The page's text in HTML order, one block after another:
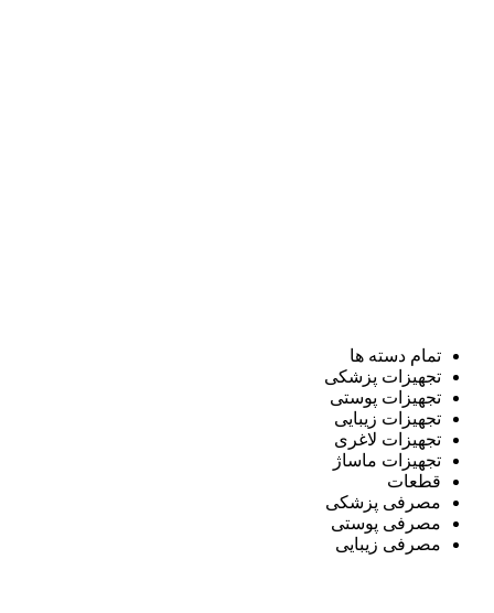
تمام دسته ها
تجهیزات پزشکی
تجهیزات پوستی
تجهیزات زیبایی
تجهیزات لاغری
تجهیزات ماساژ
قطعات
مصرفی پزشکی
مصرفی پوستی
مصرفی زیبایی